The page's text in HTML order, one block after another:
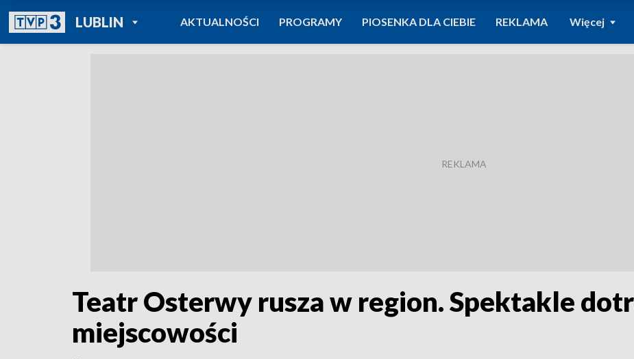
LUBLINPOWRÓT DO
TVP REGIONY
AKTUALNOŚCI PROGRAMY PIOSENKA DLA CIEBIE REKLAMA Więcej
Teatr Osterwy rusza w region. Spektakle
miejscowości